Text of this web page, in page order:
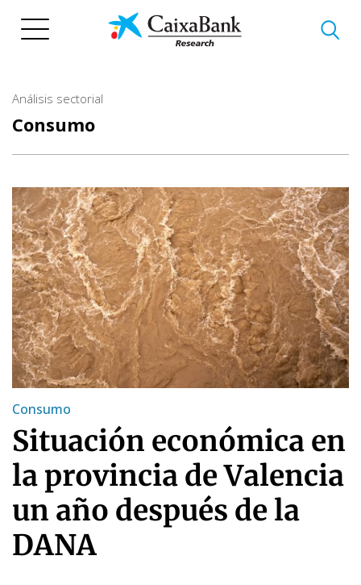
Análisis sectorial
Consumo
Consumo
Situación económica en
la provincia de Valencia
un año después de la
DANA